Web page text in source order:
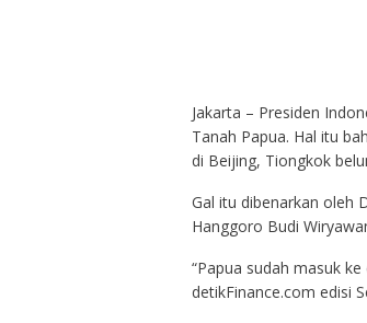
Jakarta – Presiden
Tanah Papua. Hal itu
di Beijing, Tiongkok
Gal itu dibenarkan oleh
Hanggoro Budi
“Papua sudah masuk
detikFinance.com edisi